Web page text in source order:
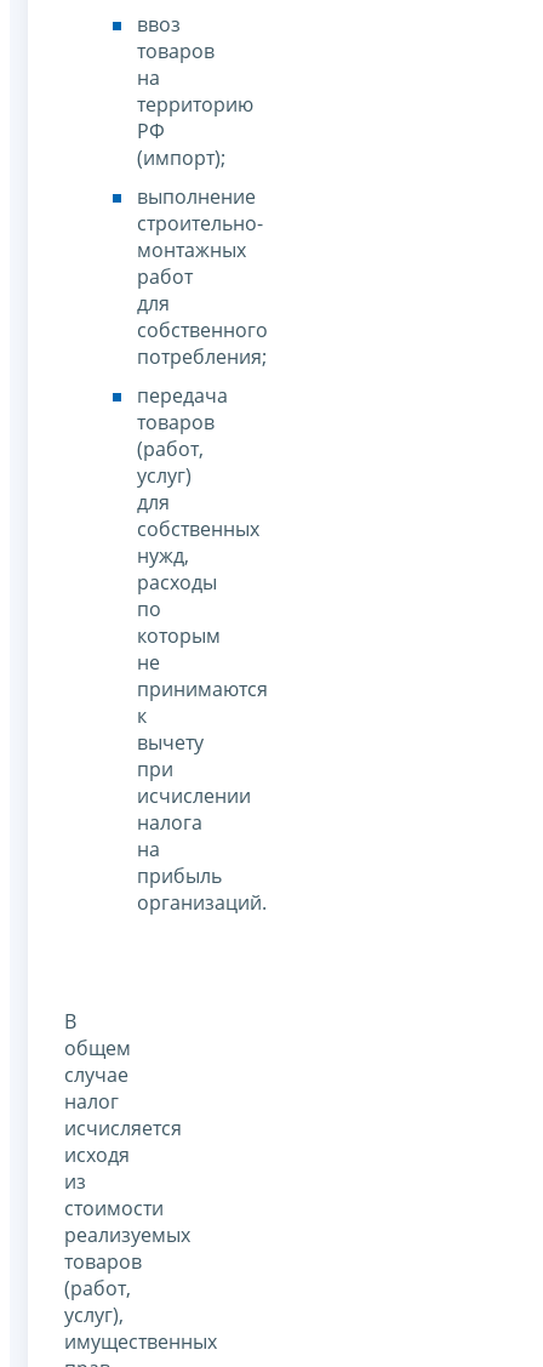
ввоз
товаров
на
территорию
РФ
(импорт);
выполнение
строительно-
монтажных
работ
для
собственного
потребления;
передача
товаров
(работ,
услуг)
для
собственных
нужд,
расходы
по
которым
не
принимаются
к
вычету
при
исчислении
налога
на
прибыль
организаций.
В
общем
случае
налог
исчисляется
исходя
из
стоимости
реализуемых
товаров
(работ,
услуг),
имущественных